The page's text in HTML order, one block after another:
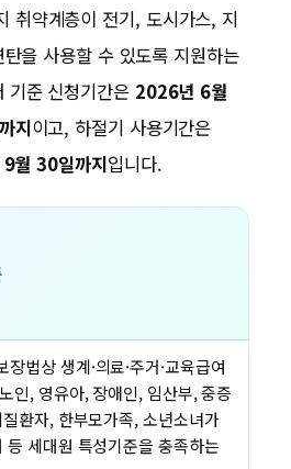
취약계층이 전기, 도시가스, 지
을 사용할 수 있도록 지원하는
기준 신청기간은 2026년 6월
지이고, 하절기 사용기간은
월 30일까지입니다.
법상 생계·의료·주거·교육급여
인, 영유아, 장애인, 임산부, 중증
질환자, 한부모가족, 소년소녀가
등 세대원 특성기준을 충족하는